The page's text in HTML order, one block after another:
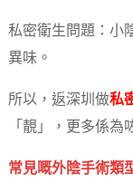
私密衛生問題：小
異味。
所以，返深圳做私
「靚」，更多係為
常見嘅外陰手術類